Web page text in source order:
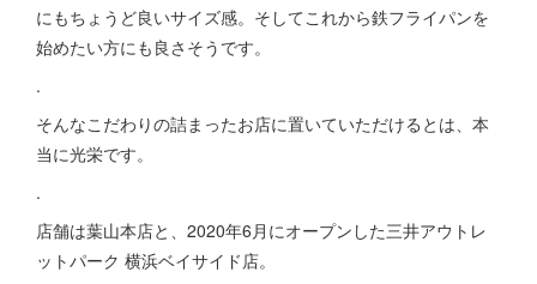
にもちょうど良いサイズ感。そしてこれから鉄フライパンを
始めたい方にも良さそうです。
.
そんなこだわりの詰まったお店に置いていただけるとは、本
当に光栄です。
.
店舗は葉山本店と、2020年6月にオープンした三井アウトレ
ットパーク 横浜ベイサイド店。